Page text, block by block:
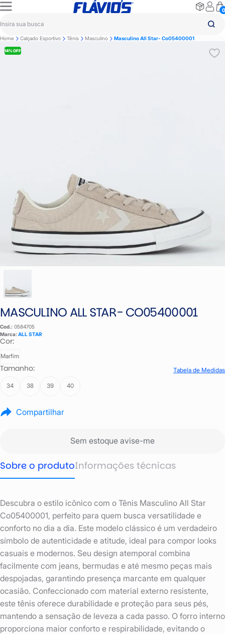
0
Home Calçado Esportivo Tênis Masculino Masculino All Star- Co05400001
14% OFF
MASCULINO ALL STAR- CO05400001
Cod.: 0584705
Marca: ALL STAR
Cor:
Marfim
Tamanho: Tabela de Medidas
34 38 39 40
Compartilhar
Sem estoque avise-me
Sobre o produtoInformações técnicas
Descubra o estilo icônico com o Tênis Masculino All Star
Co05400001, perfeito para quem busca versatilidade e
conforto no dia a dia. Este modelo clássico é um verdadeiro
símbolo de autenticidade e atitude, ideal para compor looks
casuais e modernos. Seu design atemporal combina
facilmente com jeans, bermudas e até mesmo peças mais
despojadas, garantindo presença marcante em qualquer
ocasião. Confeccionado com material externo resistente,
este tênis oferece durabilidade e proteção para seus pés,
mantendo a sensação de leveza a cada passo. O forro interno
proporciona maior conforto e respirabilidade, evitando o